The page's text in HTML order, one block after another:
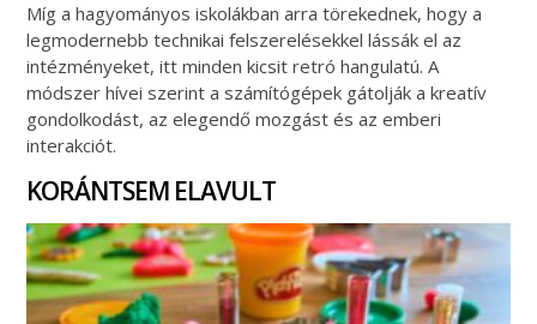
Míg a hagyományos iskolákban arra törekednek, hogy a
legmodernebb technikai felszerelésekkel lássák el az
intézményeket, itt minden kicsit retró hangulatú. A
módszer hívei szerint a számítógépek gátolják a kreatív
gondolkodást, az elegendő mozgást és az emberi
interakciót.
KORÁNTSEM ELAVULT